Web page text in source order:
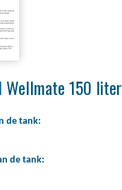
Wellmate 150 liter
de tank:
de tank: